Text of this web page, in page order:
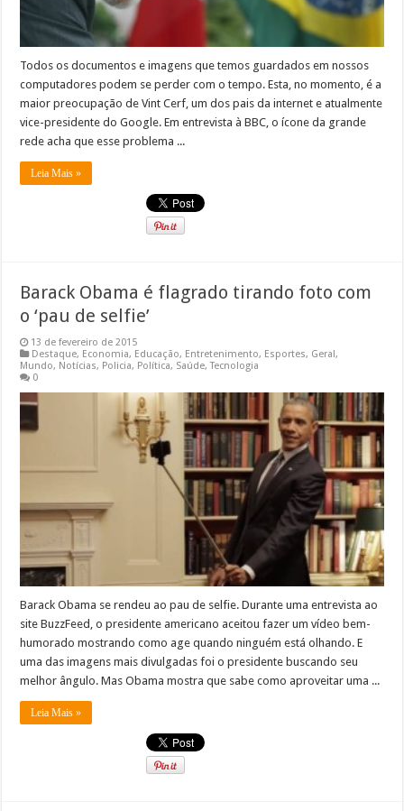
Todos os documentos e imagens que temos guardados em nossos
computadores podem se perder com o tempo. Esta, no momento, é a
maior preocupação de Vint Cerf, um dos pais da internet e atualmente
vice-presidente do Google. Em entrevista à BBC, o ícone da grande
rede acha que esse problema ...
Leia Mais »
Barack Obama é flagrado tirando foto com
o ‘pau de selfie’
13 de fevereiro de 2015
Destaque, Economia, Educação, Entretenimento, Esportes, Geral,
Mundo, Notícias, Policia, Política, Saúde,Tecnologia
0
Barack Obama se rendeu ao pau de selfie. Durante uma entrevista ao
site BuzzFeed, o presidente americano aceitou fazer um vídeo bem-
humorado mostrando como age quando ninguém está olhando. E
uma das imagens mais divulgadas foi o presidente buscando seu
melhor ângulo. Mas Obama mostra que sabe como aproveitar uma ...
Leia Mais »